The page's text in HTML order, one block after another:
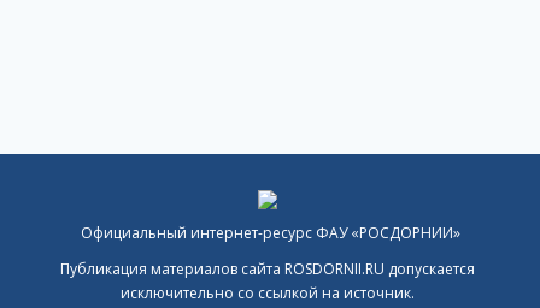
Официальный интернет-ресурс ФАУ «РОСДОРНИИ»
Публикация материалов сайта ROSDORNII.RU допускается
исключительно со ссылкой на источник.